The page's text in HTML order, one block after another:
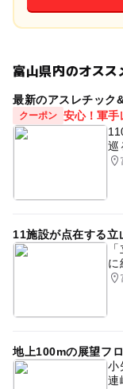
富山県内のオスス
最新のアスレチック
クーポン 安心！軍手
巡
11施設が点在する立
に
地上100mの展望フ
小
連